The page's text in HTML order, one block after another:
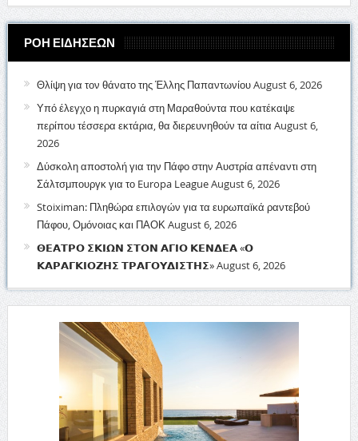
ΡΟΗ ΕΙΔΗΣΕΩΝ
Θλίψη για τον θάνατο της Έλλης ΠαπαντωνίουAugust 6, 2026
Υπό έλεγχο η πυρκαγιά στη Μαραθούντα που κατέκαψε
περίπου τέσσερα εκτάρια, θα διερευνηθούν τα αίτια August 6,
2026
Δύσκολη αποστολή για την Πάφο στην Αυστρία απέναντι στη
Σάλτσμπουργκ για το Europa LeagueAugust 6, 2026
Stoiximan: Πληθώρα επιλογών για τα ευρωπαϊκά ραντεβού
Πάφου, Ομόνοιας και ΠΑΟΚAugust 6, 2026
𝝝𝝚𝝖𝝩𝝦𝝤 𝝨𝝟𝝞𝝮𝝢 𝝨𝝩𝝤𝝢 𝝖𝝘𝝞𝝤 𝝟𝝚𝝢𝝙𝝚𝝖 «𝝤
𝝟𝝖𝝦𝝖𝝘𝝟𝝞𝝤𝝛𝝜𝝨 𝝩𝝦𝝖𝝘𝝤𝝪𝝙𝝞𝝨𝝩𝝜𝝨»August 6, 2026